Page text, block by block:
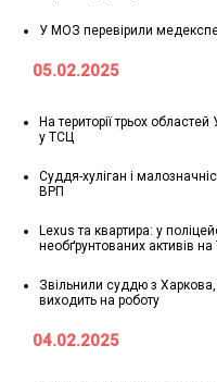
У МОЗ перевірили
05.02.2025
На території трьох
у ТСЦ
Суддя-хуліган і
ВРП
Lexus та квартира: у
необґрунтованих активів
Звільнили суддю з Харкова,
виходить на роботу
04.02.2025